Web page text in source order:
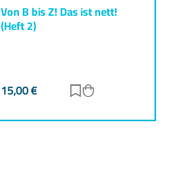
Von B bis Z! Das ist nett!
(Heft 2)
15,00€ Zur Merkliste